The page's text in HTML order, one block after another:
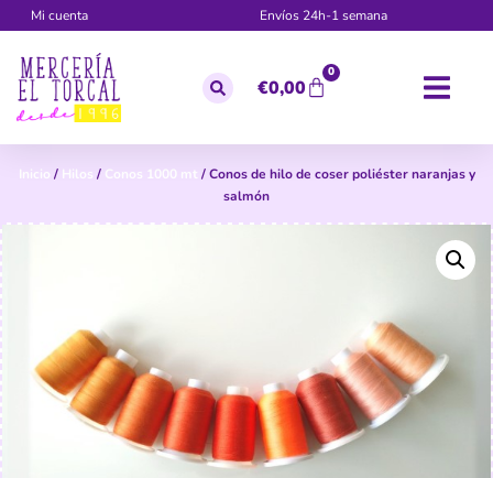
Mi cuenta Envíos 24h-1 semana
€0,00
0
Inicio / Hilos / Conos 1000 mt / Conos de hilo de coser poliéster naranjas y
salmón